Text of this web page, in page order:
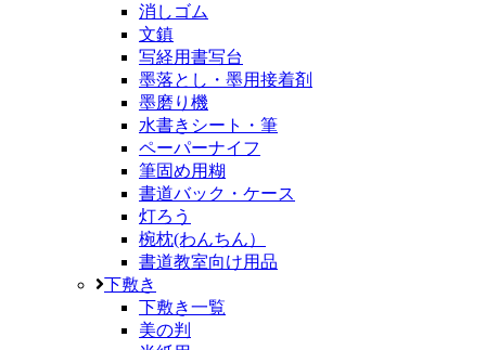
消しゴム
文鎮
写経用書写台
墨落とし・墨用接着剤
墨磨り機
水書きシート・筆
ペーパーナイフ
筆固め用糊
書道バック・ケース
灯ろう
椀枕(わんちん）
書道教室向け用品
下敷き
下敷き一覧
美の判